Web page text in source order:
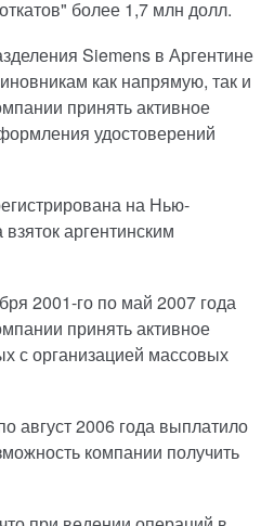
более 1,7 млн долл.
Siemens в Аргентине
как напрямую, так и
принять активное
удостоверений
на Нью-
аргентинским
2001-го по май 2007 года
принять активное
с организацией массовых
август 2006 года выплатило
компании получить